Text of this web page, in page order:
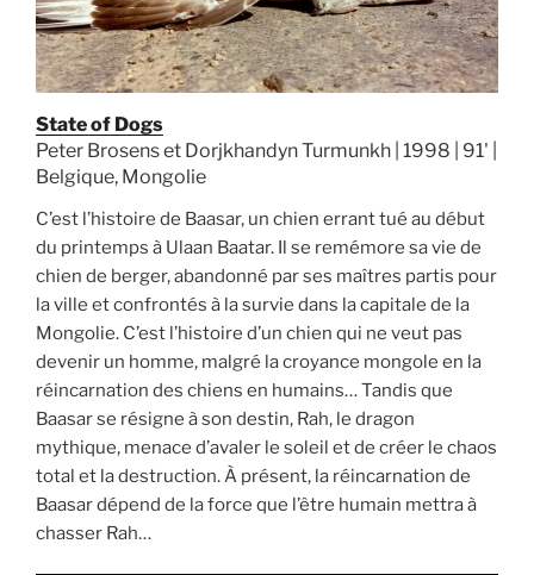
State of Dogs
Peter Brosens et Dorjkhandyn Turmunkh | 1998 | 91' |
Belgique, Mongolie
C’est l’histoire de Baasar, un chien errant tué au début
du printemps à Ulaan Baatar. Il se remémore sa vie de
chien de berger, abandonné par ses maîtres partis pour
la ville et confrontés à la survie dans la capitale de la
Mongolie. C’est l’histoire d’un chien qui ne veut pas
devenir un homme, malgré la croyance mongole en la
réincarnation des chiens en humains… Tandis que
Baasar se résigne à son destin, Rah, le dragon
mythique, menace d’avaler le soleil et de créer le chaos
total et la destruction. À présent, la réincarnation de
Baasar dépend de la force que l’être humain mettra à
chasser Rah…